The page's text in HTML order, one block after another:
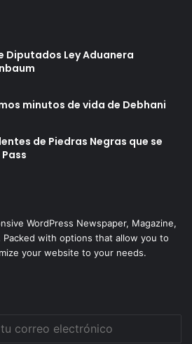
Diputados Ley Aduanera
minutos de vida de Debhani
de Piedras Negras que se
WordPress Newspaper, Magazine,
Packed with options that allow you to
your website to your needs.